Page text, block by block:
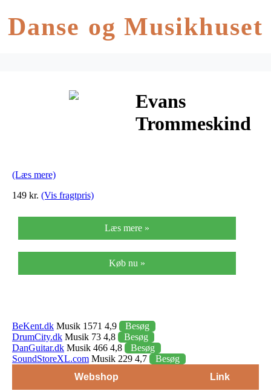
Danse og Musikhuset
Evans
Trommeskind
(Læs mere)
149 kr. (Vis fragtpris)
Læs mere »
Køb nu »
BeKent.dk Musik 1571 4,9
Besøg
DrumCity.dk Musik 73 4,8
Besøg
DanGuitar.dk Musik 466 4,8
Besøg
SoundStoreXL.com Musik 229 4,7
Besøg
Webshop
Link